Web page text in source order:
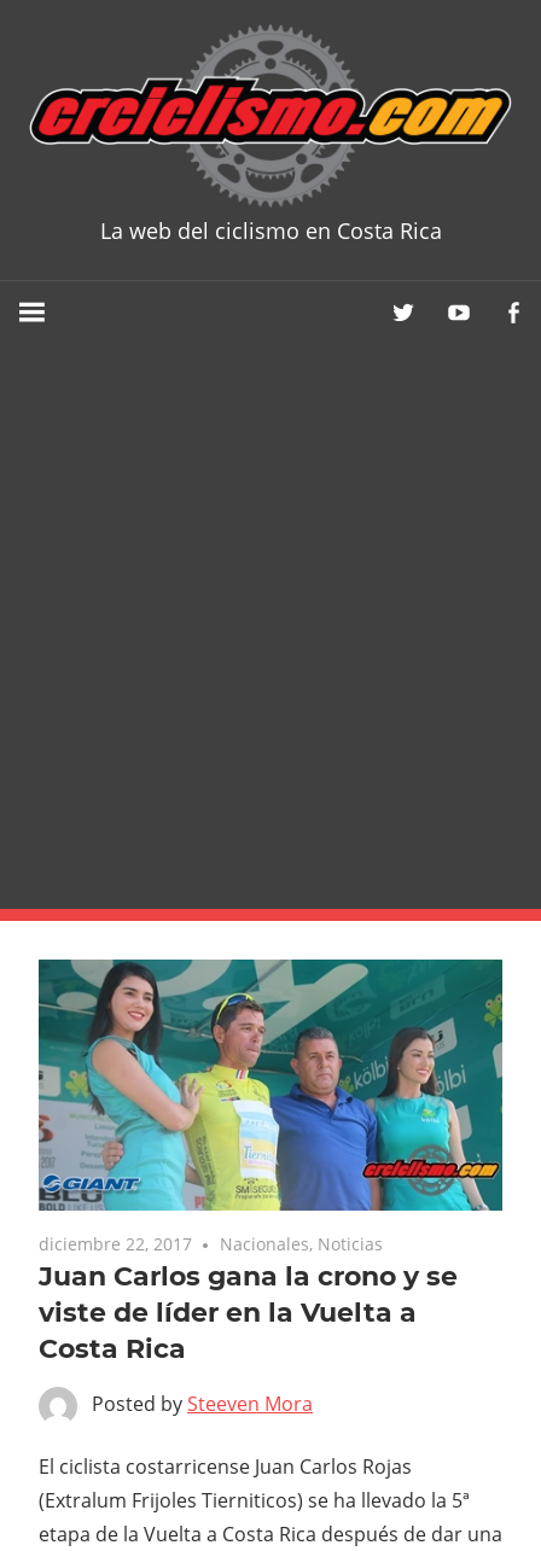
content
La web del ciclismo en Costa Rica
diciembre 22, 2017 Nacionales, Noticias
Juan Carlos gana la crono y se
viste de líder en la Vuelta a
Costa Rica
Posted bySteeven Mora
El ciclista costarricense Juan Carlos Rojas
(Extralum Frijoles Tierniticos) se ha llevado la 5ª
etapa de la Vuelta a Costa Rica después de dar una